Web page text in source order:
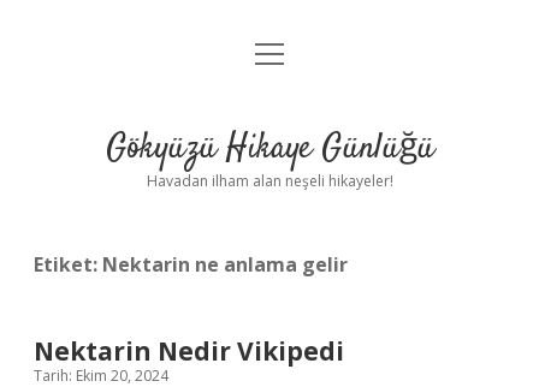
Anasayfa
Yasal Uyarı
menüyü
Gökyüzü Hikaye Günlüğü
Havadan ilham alan neşeli hikayeler!
Etiket: Nektarin ne anlama gelir
Nektarin Nedir Vikipedi
Tarih: Ekim 20, 2024